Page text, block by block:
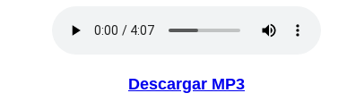
Descargar MP3